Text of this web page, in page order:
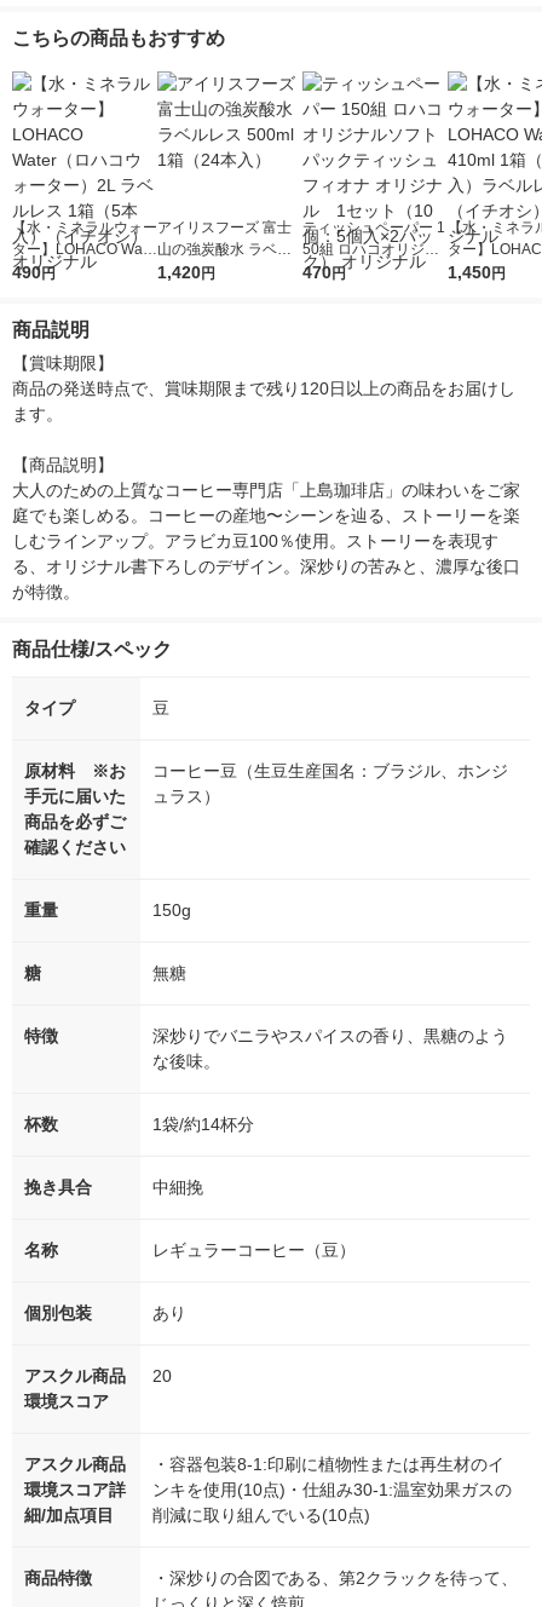
こちらの商品もおすすめ
【水・ミネラルウォー
ター】LOHACO Wate
r（ロハコウォータ
シ） オリジナル
490円
アイリスフーズ 富士
山の強炭酸水 ラベル
レス 500ml 1箱（24
1,420円
ティッシュペーパー 1
50組 ロハコオリジナ
ルソフトパックティッ
470円
【水・ミネラ
ター】
r 410ml 1箱（
1,450円
商品説明
【賞味期限】
商品の発送時点で、賞味期限まで残り120日以上の商品をお届けし
ます。
【商品説明】
大人のための上質なコーヒー専門店「上島珈琲店」の味わいをご家
庭でも楽しめる。コーヒーの産地〜シーンを辿る、ストーリーを楽
しむラインアップ。アラビカ豆100％使用。ストーリーを表現す
る、オリジナル書下ろしのデザイン。深炒りの苦みと、濃厚な後口
が特徴。
商品仕様/スペック
タイプ 豆
原材料 ※お
手元に届いた
商品を必ずご
確認ください
コーヒー豆（生豆生産国名：ブラジル、ホンジ
ュラス）
重量 150g
糖 無糖
特徴
深炒りでバニラやスパイスの香り、黒糖のよう
な後味。
杯数 1袋/約14杯分
挽き具合 中細挽
名称 レギュラーコーヒー（豆）
個別包装 あり
アスクル商品
環境スコア
20
アスクル商品
環境スコア詳
細/加点項目
・容器包装8-1:印刷に植物性または再生材のイ
ンキを使用(10点)・仕組み30-1:温室効果ガスの
削減に取り組んでいる(10点)
商品特徴
・深炒りの合図である、第2クラックを待って、